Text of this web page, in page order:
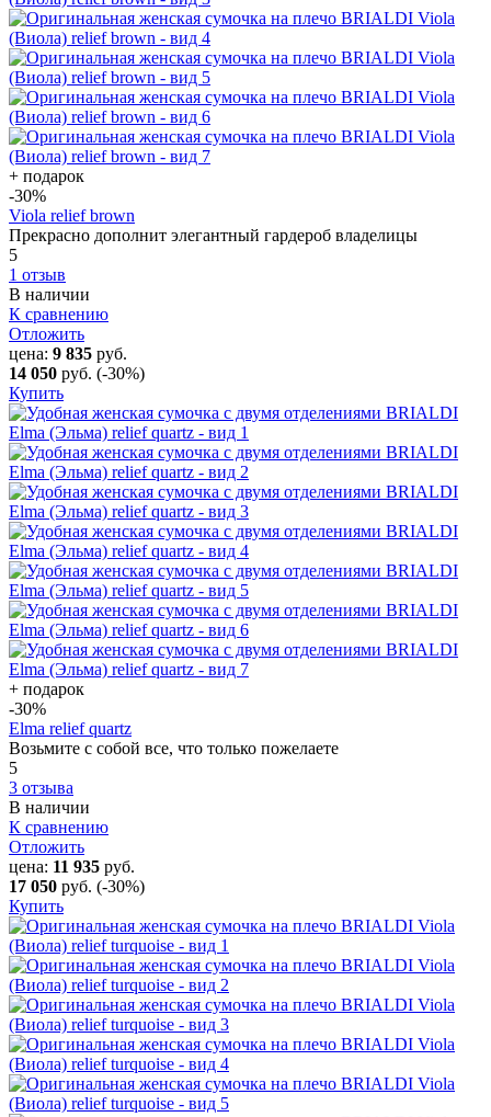
+ подарок
-30%
Viola relief brown
Прекрасно дополнит элегантный гардероб владелицы
5
1 отзыв
В наличии
К сравнению
Отложить
цена: 9 835 руб.
14 050 руб. (-30%)
Купить
+ подарок
-30%
Elma relief quartz
Возьмите с собой все, что только пожелаете
5
3 отзыва
В наличии
К сравнению
Отложить
цена: 11 935 руб.
17 050 руб. (-30%)
Купить